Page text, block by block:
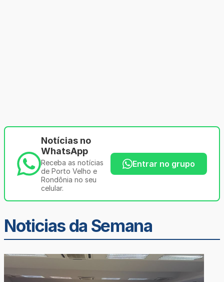
Notícias no
WhatsApp
Receba as notícias
de Porto Velho e
Rondônia no seu
celular.
Entrar no grupo
Noticias da Semana